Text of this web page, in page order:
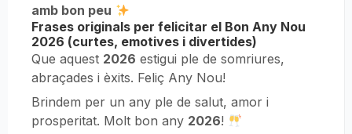
amb bon peu
Frases originals per felicitar el Bon Any Nou
2026 (curtes, emotives i divertides)
Que aquest 2026 estigui ple de somriures,
abraçades i èxits. Feliç Any Nou!
Brindem per un any ple de salut, amor i
prosperitat. Molt bon any 2026!